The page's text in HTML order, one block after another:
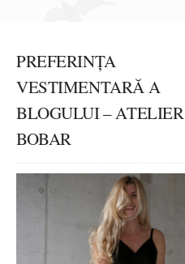
PREFERINȚA
VESTIMENTARĂ A
BLOGULUI – ATELIER
BOBAR